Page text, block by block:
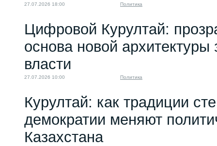
27.07.2026 18:00 Политика
Цифровой Курултай:
основа новой архитектуры
власти
27.07.2026 10:00 Политика
Курултай: как традиции
демократии меняют
Казахстана